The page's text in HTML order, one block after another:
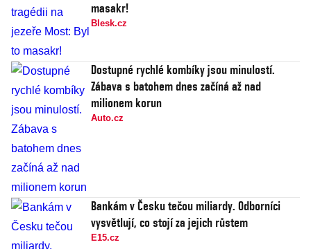
masakr!
Blesk.cz
Dostupné rychlé kombíky jsou minulostí.
Zábava s batohem dnes začíná až nad
milionem korun
Auto.cz
Bankám v Česku tečou miliardy. Odborníci
vysvětlují, co stojí za jejich růstem
E15.cz